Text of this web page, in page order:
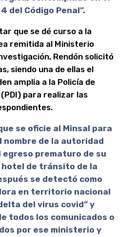
del Código Penal”.
que se dé curso a la
remitida al Ministerio
Rendón solicitó
siendo una de ellas el
amplia a la Policía de
para realizar las
se oficie al Minsal para
nombre de la autoridad
prematuro de su
de tránsito de la
se detectó como
en territorio nacional
del virus covid” y
todos los comunicados o
por ese ministerio y